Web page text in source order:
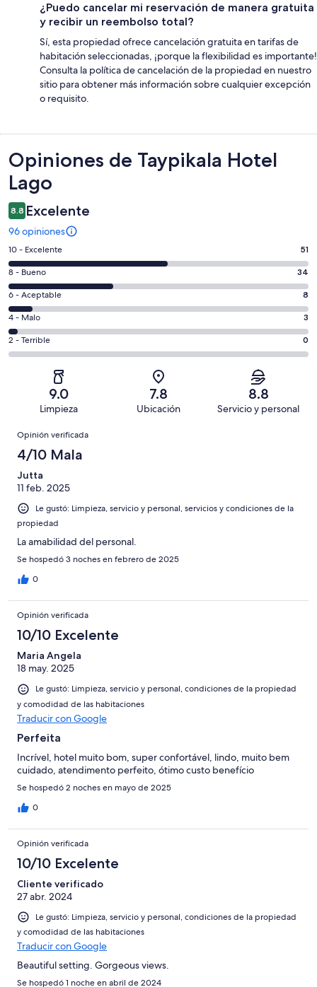
¿Puedo cancelar mi reservación de manera gratuita
y recibir un reembolso total?
Sí, esta propiedad ofrece cancelación gratuita en tarifas de
habitación seleccionadas, ¡porque la flexibilidad es importante!
Consulta la política de cancelación de la propiedad en nuestro
sitio para obtener más información sobre cualquier excepción
o requisito.
Opiniones
Opiniones de Taypikala Hotel
Lago
8.8 Excelente
96 opiniones
Puntuación
de
10,
es
decir,
Excelente.
Basada
en
opiniones
10 - Excelente 51
Puntuación
de
8,
es
decir,
Bueno.
opiniones
8 - Bueno 34
Puntuación
de
6,
es
decir,
Aceptable.
de
opiniones
6 - Aceptable 8
Puntuación
de
4,
Basada
de
opiniones
4 - Malo 3
Puntuación
de
Terrible.
Basada
de
96
opiniones
2 - Terrible 0
9.0
Limpieza
7.8
Ubicación
8.8
Servicio y personal
Opiniones
Opinión verificada
4/10 Mala
Jutta
11 feb. 2025
Le gustó: Limpieza, servicio y personal, servicios y condiciones de la
propiedad
La amabilidad del personal.
Se hospedó 3 noches en febrero de 2025
0
Opinión verificada
10/10 Excelente
Maria Angela
18 may. 2025
Le gustó: Limpieza, servicio y personal, condiciones de la propiedad
y comodidad de las habitaciones
Traducir con Google
Perfeita
Incrível, hotel muito bom, super confortável, lindo, muito bem
cuidado, atendimento perfeito, ótimo custo benefício
Se hospedó 2 noches en mayo de 2025
0
Opinión verificada
10/10 Excelente
Cliente verificado
27 abr. 2024
Le gustó: Limpieza, servicio y personal, condiciones de la propiedad
y comodidad de las habitaciones
Traducir con Google
Beautiful setting. Gorgeous views.
Se hospedó 1 noche en abril de 2024